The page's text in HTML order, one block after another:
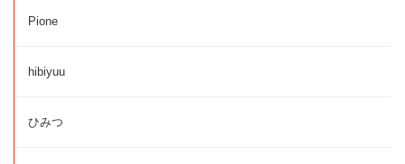
Pione
hibiyuu
ひみつ